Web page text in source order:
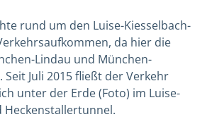
rund um den Luise-Kiesselbach-
da hier die
Lindau und München-
Seit Juli 2015 fließt der Verkehr
unter der Erde (Foto) im Luise-
Heckenstallertunnel.